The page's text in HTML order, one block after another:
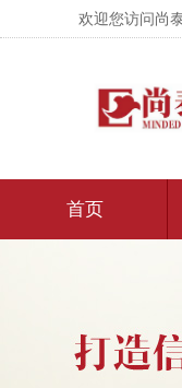
欢迎您访问尚
首页